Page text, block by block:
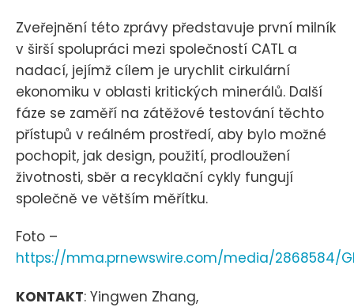
Zveřejnění této zprávy představuje první milník
v širší spolupráci mezi společností CATL a
nadací, jejímž cílem je urychlit cirkulární
ekonomiku v oblasti kritických minerálů. Další
fáze se zaměří na zátěžové testování těchto
přístupů v reálném prostředí, aby bylo možné
pochopit, jak design, použití, prodloužení
životnosti, sběr a recyklační cykly fungují
společně ve větším měřítku.
Foto –
https://mma.prnewswire.com/media/2868584/
KONTAKT: Yingwen Zhang,